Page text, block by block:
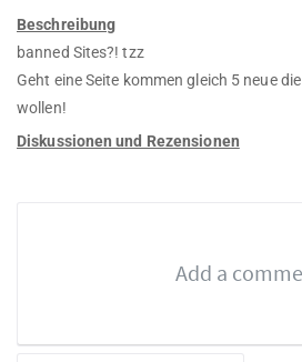
Beschreibung
banned Sites?! tzz
Geht eine Seite kommen gleich 5 neue
wollen!
Diskussionen und Rezensionen